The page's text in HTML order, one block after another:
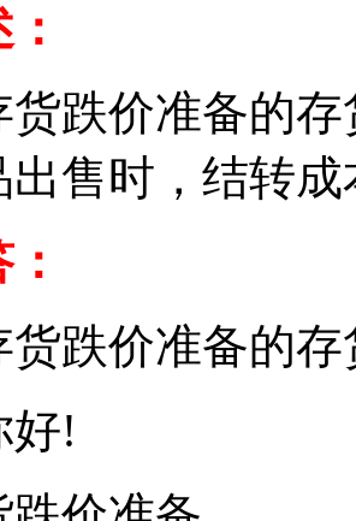
货跌价准备的
出售时，结转
货跌价准备的
好!